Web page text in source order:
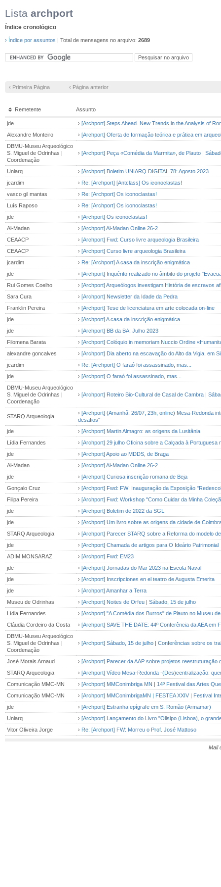
Lista archport
Índice cronológico
› Índice por assuntos | Total de mensagens no arquivo: 2689
‹ Primeira Página ‹ Página anterior
Remetente Assunto
jde › [Archport] Steps Ahead. New Trends in the Analysis of
Alexandre Monteiro
› [Archport] Oferta de formação teórica e prática em
DBMU-Museu Arqueológico
S. Miguel de Odrinhas |
Coordenação
› [Archport] Peça «Comédia da Marmita», de Plauto |
Uniarq › [Archport] Boletim UNIARQ DIGITAL 78: Agosto 2023
jcardim
› Re: [Archport] [Antclass] Os iconoclastas!
vasco gil mantas
› Re: [Archport] Os iconoclastas!
Luís Raposo
› Re: [Archport] Os iconoclastas!
jde
› [Archport] Os iconoclastas!
Al-Madan
› [Archport] Al-Madan Online 26-2
CEAACP
› [Archport] Fwd: Curso livre arqueologia Brasileira
CEAACP
› [Archport] Curso livre arqueologia Brasileira
jcardim
› Re: [Archport] A casa da inscrição enigmática
jde
› [Archport] Inquérito realizado no âmbito do projeto
Rui Gomes Coelho
› [Archport] Arqueólogos investigam História de escravos
Sara Cura
› [Archport] Newsletter da Idade da Pedra
Franklin Pereira
› [Archport] Tese de licenciatura em arte colocada on-line
jde
› [Archport] A casa da inscrição enigmática
jde
› [Archport] BB da BA: Julho 2023
Filomena Barata
› [Archport] Colóquio in memoriam Nuccio Ordine
alexandre goncalves
› [Archport] Dia aberto na escavação do Alto da Vigia, em
jcardim
› Re: [Archport] O faraó foi assassinado, mas...
jde
› [Archport] O faraó foi assassinado, mas...
DBMU-Museu Arqueológico
S. Miguel de Odrinhas |
Coordenação
› [Archport] Roteiro Bio-Cultural de Casal de Cambra |
STARQ Arqueologia
› [Archport] (Amanhã, 26/07, 23h, online) Mesa-Redonda
desafios"
jde
› [Archport] Martin Almagro: as origens da Lusitânia
Lídia Fernandes
› [Archport] 29 julho Oficina sobre a Calçada à Portuguesa
jde
› [Archport] Apoio ao MDDS, de Braga
Al-Madan
› [Archport] Al-Madan Online 26-2
jde
› [Archport] Curiosa inscrição romana de Beja
Gonçalo Cruz
› [Archport] Fwd: FW: Inauguração da Exposição
Filipa Pereira
› [Archport] Fwd: Workshop "Como Cuidar da Minha
jde
› [Archport] Boletim de 2022 da SGL
jde
› [Archport] Um livro sobre as origens da cidade de
STARQ Arqueologia
› [Archport] Parecer STARQ sobre a Reforma do modelo
jde
› [Archport] Chamada de artigos para O Ideário Patrimonial
ADIM MONSARAZ
› [Archport] Fwd: EM23
jde
› [Archport] Jornadas do Mar 2023 na Escola Naval
jde
› [Archport] Inscripciones en el teatro de Augusta Emerita
jde
› [Archport] Amanhar a Terra
Museu de Odrinhas
› [Archport] Noites de Orfeu | Sábado, 15 de julho
Lídia Fernandes
› [Archport] "A Comédia dos Burros" de Plauto no Museu
Cláudia Cordeiro da Costa
› [Archport] SAVE THE DATE: 44º Conferência da AEA em
DBMU-Museu Arqueológico
S. Miguel de Odrinhas |
Coordenação
› [Archport] Sábado, 15 de julho | Conferências sobre os
José Morais Arnaud › [Archport] Parecer da AAP sobre projetos reestruturação
STARQ Arqueologia
› [Archport] Vídeo Mesa-Redonda -(Des)centralização:
Comunicação MMC-MN
› [Archport] MMConimbriga MN | 14º Festival das Artes
Comunicação MMC-MN
› [Archport] MMConimbrigaMN | FESTEA XXIV | Festival
jde
› [Archport] Estranha epígrafe em S. Romão (Armamar)
Uniarq
› [Archport] Lançamento do Livro "Olisipo (Lisboa), o
Vitor Oliveira Jorge
› Re: [Archport] FW: Morreu o Prof. José Mattoso
Mail